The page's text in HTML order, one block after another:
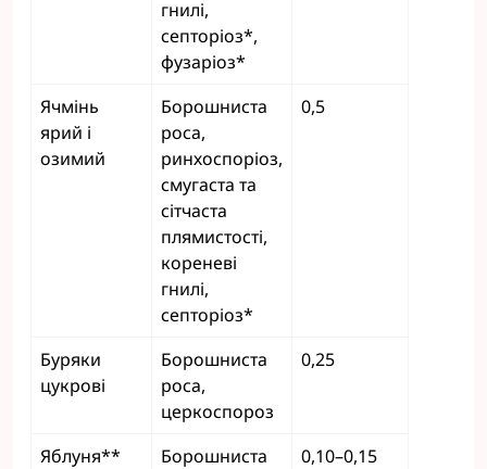
гнилі,
септоріоз*,
фузаріоз*
Ячмінь
ярий і
озимий
Борошниста
роса,
ринхоспоріоз,
смугаста та
сітчаста
плямистості,
кореневі
гнилі,
септоріоз*
0,5
Буряки
цукрові
Борошниста
роса,
церкоспороз
0,25
Яблуня**
Борошниста
0,10–0,15